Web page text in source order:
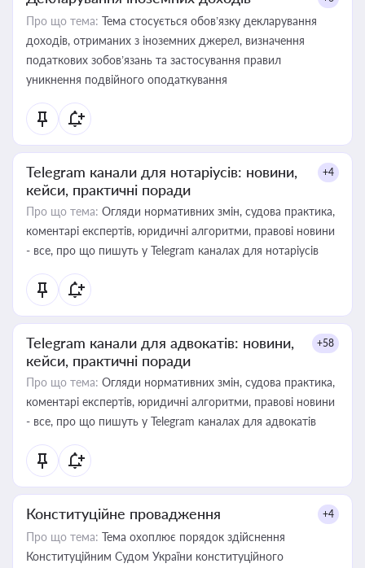
Про що тема: Тема стосується обов’язку декларування
доходів, отриманих з іноземних джерел, визначення
податкових зобов’язань та застосування правил
уникнення подвійного оподаткування
Telegram канали для нотаріусів: новини,
кейси, практичні поради
+4
Про що тема: Огляди нормативних змін, судова практика,
коментарі експертів, юридичні алгоритми, правові новини
- все, про що пишуть у Telegram каналах для нотаріусів
Telegram канали для адвокатів: новини,
кейси, практичні поради
+58
Про що тема: Огляди нормативних змін, судова практика,
коментарі експертів, юридичні алгоритми, правові новини
- все, про що пишуть у Telegram каналах для адвокатів
Конституційне провадження +4
Про що тема: Тема охоплює порядок здійснення
Конституційним Судом України конституційного